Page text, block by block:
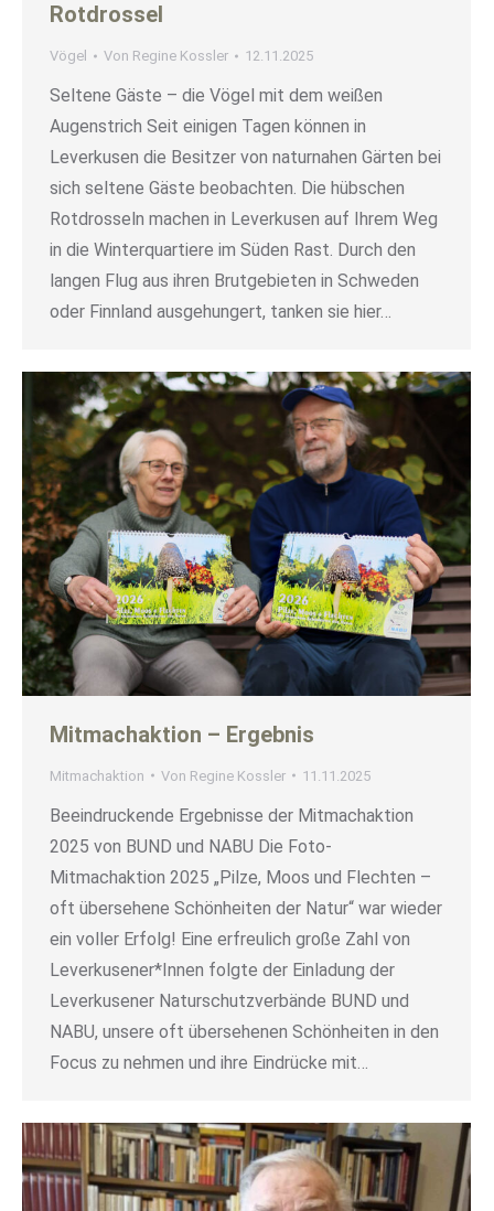
Rotdrossel
Vögel Von Regine Kossler 12.11.2025
Seltene Gäste – die Vögel mit dem weißen
Augenstrich Seit einigen Tagen können in
Leverkusen die Besitzer von naturnahen Gärten bei
sich seltene Gäste beobachten. Die hübschen
Rotdrosseln machen in Leverkusen auf Ihrem Weg
in die Winterquartiere im Süden Rast. Durch den
langen Flug aus ihren Brutgebieten in Schweden
oder Finnland ausgehungert, tanken sie hier…
Mitmachaktion – Ergebnis
Mitmachaktion Von Regine Kossler 11.11.2025
Beeindruckende Ergebnisse der Mitmachaktion
2025 von BUND und NABU Die Foto-
Mitmachaktion 2025 „Pilze, Moos und Flechten –
oft übersehene Schönheiten der Natur“ war wieder
ein voller Erfolg! Eine erfreulich große Zahl von
Leverkusener*Innen folgte der Einladung der
Leverkusener Naturschutzverbände BUND und
NABU, unsere oft übersehenen Schönheiten in den
Focus zu nehmen und ihre Eindrücke mit…